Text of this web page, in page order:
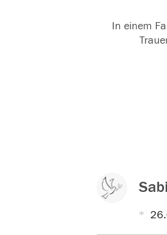
In einem